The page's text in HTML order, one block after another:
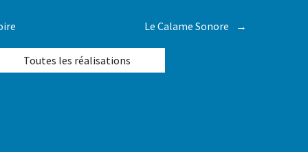
Le Calame Sonore →
Toutes les réalisations